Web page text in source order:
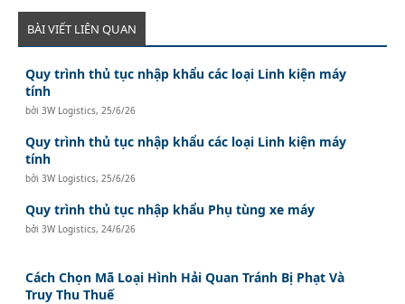
BÀI VIẾT LIÊN QUAN
Quy trình thủ tục nhập khẩu các loại Linh kiện máy
tính
bởi3W Logistics, 25/6/26
Quy trình thủ tục nhập khẩu các loại Linh kiện máy
tính
bởi3W Logistics, 25/6/26
Quy trình thủ tục nhập khẩu Phụ tùng xe máy
bởi3W Logistics, 24/6/26
Cách Chọn Mã Loại Hình Hải Quan Tránh Bị Phạt Và
Truy Thu Thuế